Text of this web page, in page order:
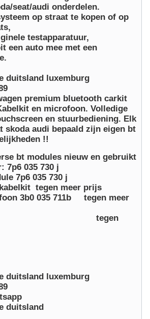
seat/audi onderdelen.
op straat te kopen of op
testapparatuur,
een auto mee met een
duitsland luxemburg
premium bluetooth carkit
en microfoon. Volledige
en stuurbediening. Elk
skoda audi bepaald zijn eigen bt
!!
bt modules nieuw en gebruikt
7p6 035 730 j
7p6 035 730 j
tegen meer prijs
3b0 035 711b tegen meer
tegen
duitsland luxemburg
duitsland